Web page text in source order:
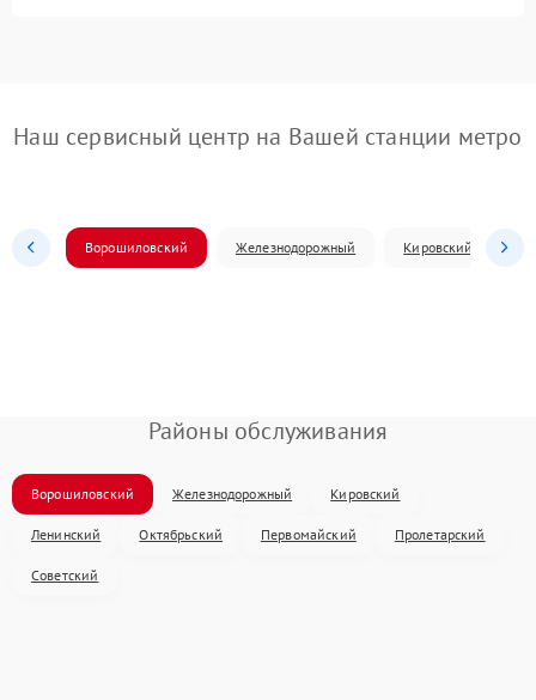
Наш сервисный центр на Вашей станции метро
Ворошиловский Железнодорожный Кировский
Районы обслуживания
Ворошиловский Железнодорожный Кировский
Ленинский Октябрьский Первомайский Пролетарский
Советский